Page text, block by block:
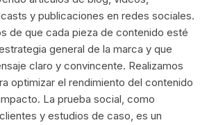
y publicaciones en redes sociales.
de que cada pieza de contenido esté
general de la marca y que
claro y convincente. Realizamos
optimizar el rendimiento del contenido
La prueba social, como
y estudios de caso, es un